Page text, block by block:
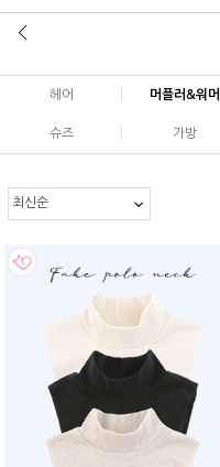
헤어 머플러&워머
슈즈 가방